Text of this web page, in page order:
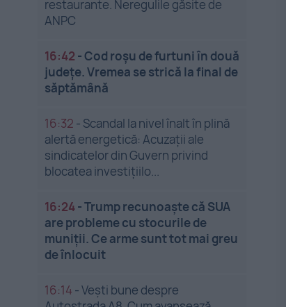
restaurante. Neregulile găsite de
ANPC
16:42 -Cod roșu de furtuni în două
județe. Vremea se strică la final de
săptămână
16:32 - Scandal la nivel înalt în plină
alertă energetică: Acuzații ale
sindicatelor din Guvern privind
blocatea investițiilo...
16:24-Trump recunoaște că SUA
are probleme cu stocurile de
muniții. Ce arme sunt tot mai greu
de înlocuit
16:14 -Vești bune despre